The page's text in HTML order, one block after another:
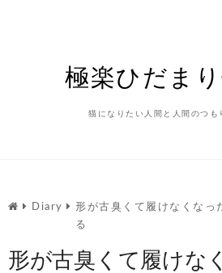
極楽ひだま
猫になりたい人間と人間のつも
Diary
形が古臭くて履けなくなっ
る
形が古臭くて履けな